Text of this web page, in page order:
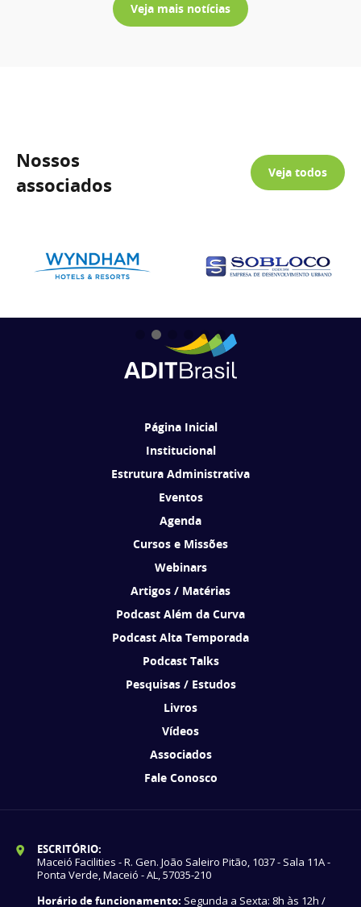
Veja mais notícias
Nossos
associados
Veja todos
Página Inicial
Institucional
Estrutura Administrativa
Eventos
Agenda
Cursos e Missões
Webinars
Artigos / Matérias
Podcast Além da Curva
Podcast Alta Temporada
Podcast Talks
Pesquisas / Estudos
Livros
Vídeos
Associados
Fale Conosco
ESCRITÓRIO:
Maceió Facilities - R. Gen. João Saleiro Pitão, 1037 - Sala 11A -
Ponta Verde, Maceió - AL, 57035-210
Horário de funcionamento: Segunda a Sexta: 8h às 12h /